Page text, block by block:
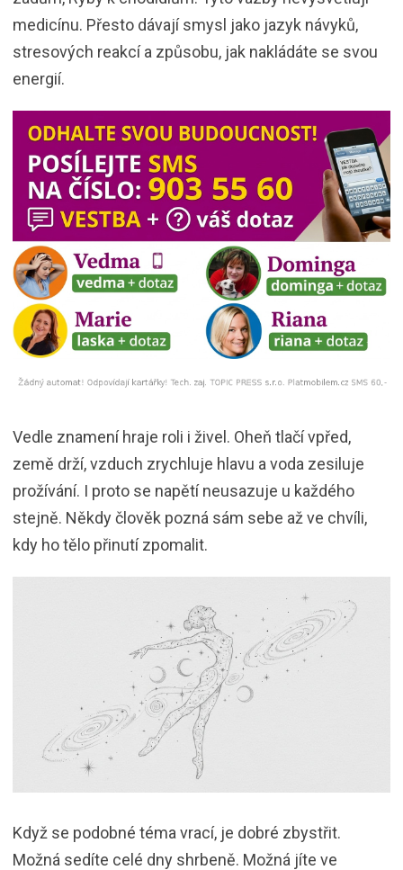
medicínu. Přesto dávají smysl jako jazyk návyků,
stresových reakcí a způsobu, jak nakládáte se svou
energií.
Vedle znamení hraje roli i živel. Oheň tlačí vpřed,
země drží, vzduch zrychluje hlavu a voda zesiluje
prožívání. I proto se napětí neusazuje u každého
stejně. Někdy člověk pozná sám sebe až ve chvíli,
kdy ho tělo přinutí zpomalit.
Když se podobné téma vrací, je dobré zbystřit.
Možná sedíte celé dny shrbeně. Možná jíte ve